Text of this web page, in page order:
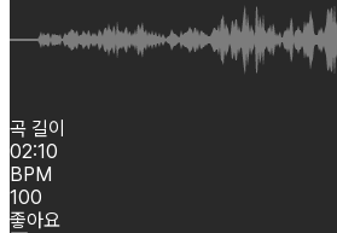
곡 길이
02:10
BPM
100
좋아요